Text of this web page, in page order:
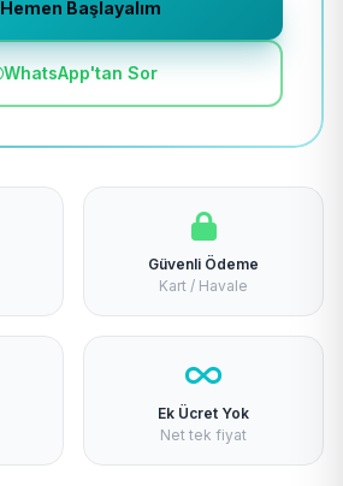
Hemen Başlayalım
WhatsApp'tan Sor
Güvenli Ödeme
Kart / Havale
Ek Ücret Yok
Net tek fiyat